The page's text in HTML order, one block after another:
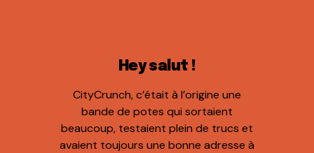
Hey salut !
CityCrunch, c’était à l’origine une
bande de potes qui sortaient
beaucoup, testaient plein de trucs et
avaient toujours une bonne adresse à